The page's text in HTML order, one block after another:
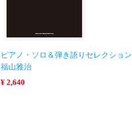
ピアノ・ソロ＆弾き語りセレクション
福山雅治
¥ 2,640